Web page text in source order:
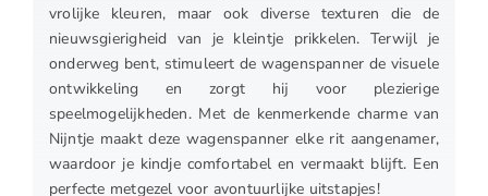
vrolijke kleuren, maar ook diverse texturen die de
nieuwsgierigheid van je kleintje prikkelen. Terwijl je
onderweg bent, stimuleert de wagenspanner de visuele
ontwikkeling en zorgt hij voor plezierige
speelmogelijkheden. Met de kenmerkende charme van
Nijntje maakt deze wagenspanner elke rit aangenamer,
waardoor je kindje comfortabel en vermaakt blijft. Een
perfecte metgezel voor avontuurlijke uitstapjes!